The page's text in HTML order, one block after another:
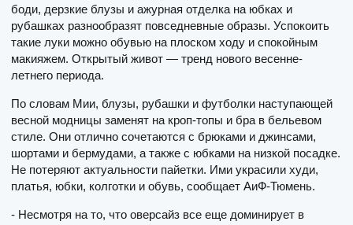
боди, дерзкие блузы и ажурная отделка на юбках и
рубашках разнообразят повседневные образы. Успокоить
такие луки можно обувью на плоском ходу и спокойным
макияжем. Открытый живот — тренд нового весенне-
летнего периода.
По словам Мии, блузы, рубашки и футболки наступающей
весной модницы заменят на кроп-топы и бра в бельевом
стиле. Они отлично сочетаются с брюками и джинсами,
шортами и бермудами, а также с юбками на низкой посадке.
Не потеряют актуальности пайетки. Ими украсили худи,
платья, юбки, колготки и обувь, сообщает АиФ-Тюмень.
- Несмотря на то, что оверсайз все еще доминирует в